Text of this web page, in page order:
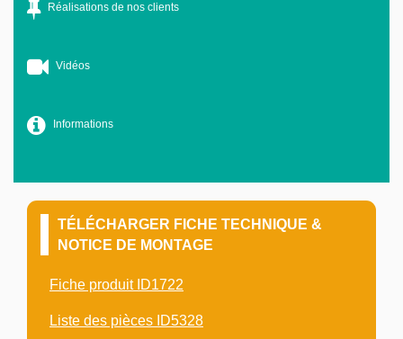
Réalisations de nos clients
Vidéos
Informations
TÉLÉCHARGER FICHE TECHNIQUE &
NOTICE DE MONTAGE
Fiche produit ID1722
Liste des pièces ID5328